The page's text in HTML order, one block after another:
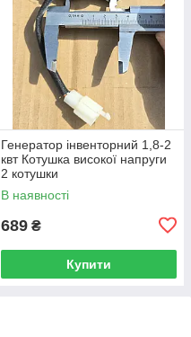
Генератор інвенторний 1,8-2
квт Котушка високої напруги
2 котушки
В наявності
689 ₴
Купити